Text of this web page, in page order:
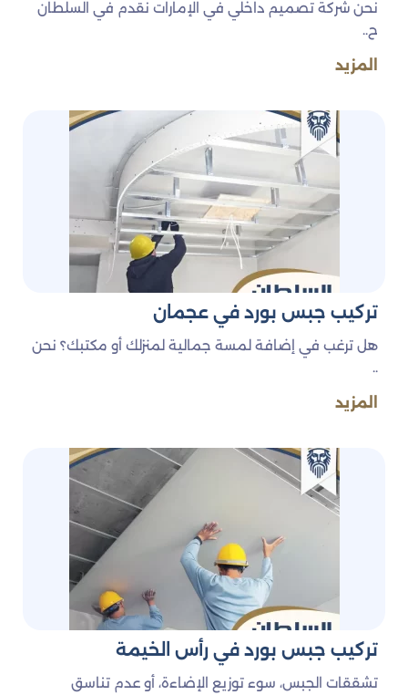
نحن شركة تصميم داخلي في الإمارات نقدم في السلطان
ح..
المزيد
تركيب جبس بورد في عجمان
هل ترغب في إضافة لمسة جمالية لمنزلك أو مكتبك؟ نحن
..
المزيد
تركيب جبس بورد في رأس الخيمة
تشققات الجبس، سوء توزيع الإضاءة، أو عدم تناسق